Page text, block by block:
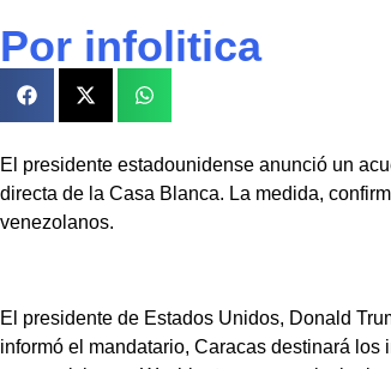
Por infolitica
El presidente estadounidense anunció un
directa de la Casa Blanca. La medida,
venezolanos.
El presidente de Estados Unidos, Donald
informó el mandatario, Caracas destinará